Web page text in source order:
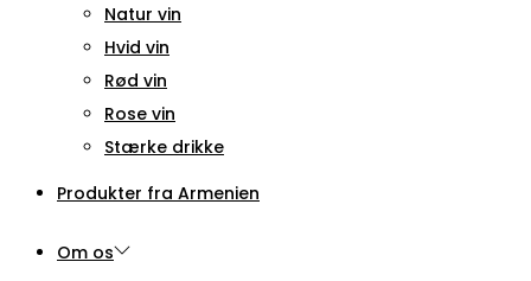
Natur vin
Hvid vin
Rød vin
Rose vin
Stærke drikke
Produkter fra Armenien
Om os